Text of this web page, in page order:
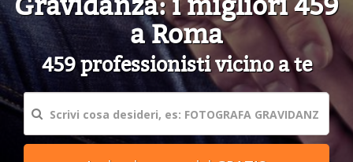
a Roma
459 professionisti vicino a te